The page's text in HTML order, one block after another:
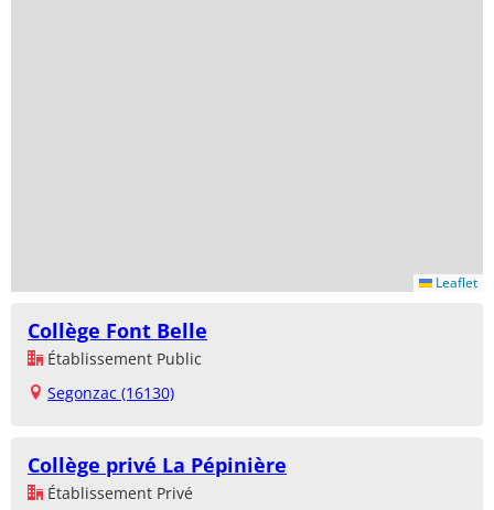
Leaflet
Collège Font Belle
Établissement Public
Segonzac (16130)
Collège privé La Pépinière
Établissement Privé